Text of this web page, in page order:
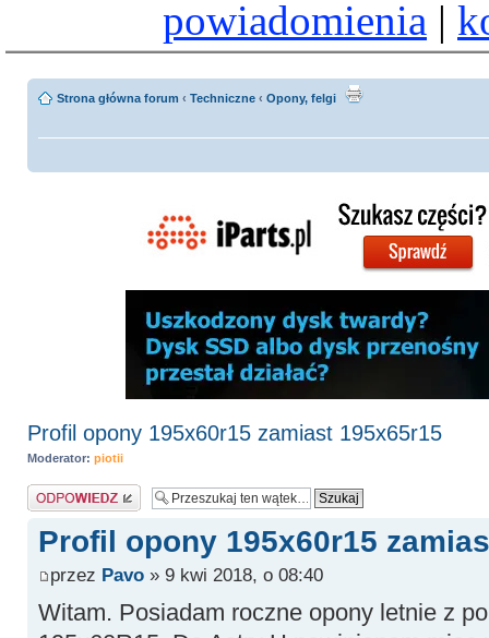
powiadomienia |
Strona główna forum ‹ Techniczne ‹ Opony, felgi
Profil opony 195x60r15 zamiast 195x65r15
Moderator: piotii
Odpowiedz
Profil opony 195x60r15
przez Pavo» 9 kwi 2018, o 08:40
Witam. Posiadam roczne opony letnie z